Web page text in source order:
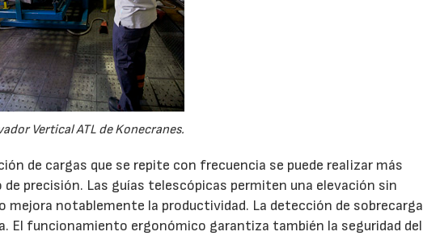
Vertical ATL de Konecranes.
de cargas que se repite con frecuencia se puede realizar más
precisión. Las guías telescópicas permiten una elevación sin
mejora notablemente la productividad. La detección de sobrecarga
El funcionamiento ergonómico garantiza también la seguridad del